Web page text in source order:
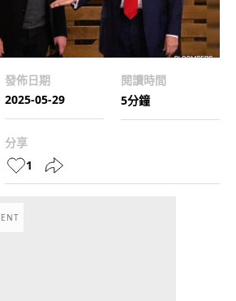
發佈日期
2025-05-29
閱讀時間
5分鐘
分享
1